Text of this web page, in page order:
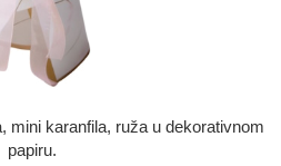
mini karanfila, ruža u dekorativnom
papiru.